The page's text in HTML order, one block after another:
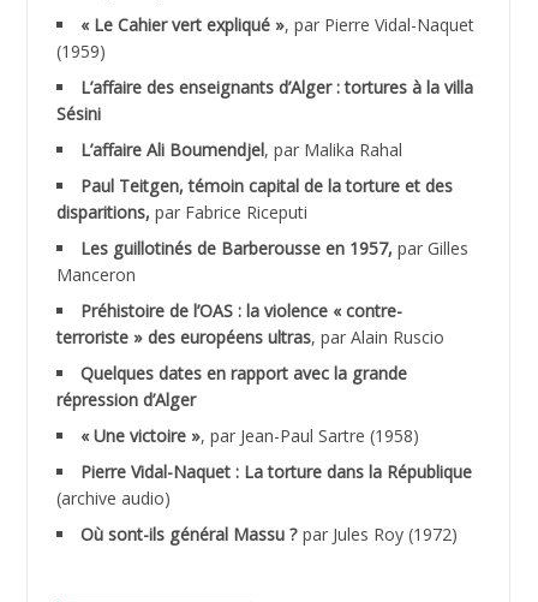
ACHACHE M.*
ACHLAF Ali
ADALMI
ADANE Ramdane *
ADDAD
ADDALA Boualem*
ADDANE
ADDECHE Rachid
« Le Cahier vert expliqué », par Pierre Vidal-Naquet
(1959)
L’affaire des enseignants d’Alger : tortures à la villa
Sésini
L’affaire Ali Boumendjel, par Malika Rahal
Paul Teitgen, témoin capital de la torture et des
disparitions, par Fabrice Riceputi
Les guillotinés de Barberousse en 1957, par Gilles
Manceron
Préhistoire de l’OAS : la violence « contre-
terroriste » des européens ultras, par Alain Ruscio
Quelques dates en rapport avec la grande
répression d’Alger
« Une victoire », par Jean-Paul Sartre (1958)
Pierre Vidal-Naquet : La torture dans la République
(archive audio)
Où sont-ils général Massu ? par Jules Roy (1972)